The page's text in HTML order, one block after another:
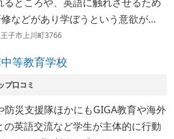
などがあり学ぼうという意欲が…
子市上川町3766
等教育学校
プ口コミ
防災支援隊ほかにもGIGA教育や海外
の英語交流など学生が主体的に行動